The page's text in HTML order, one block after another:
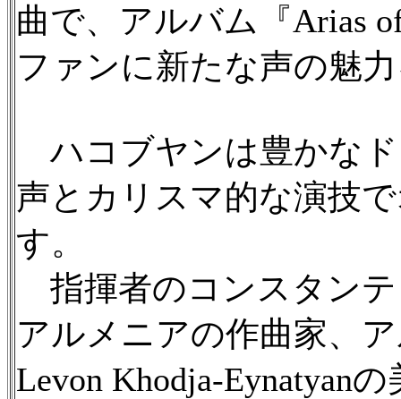
曲で、アルバム『Arias
ファンに新たな声の魅
ハコブヤンは豊かな
声とカリスマ的な演技
す。
指揮者のコンスタン
アルメニアの作曲家、
Levon Khodja-Eynatyan